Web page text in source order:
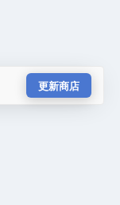
更新商店